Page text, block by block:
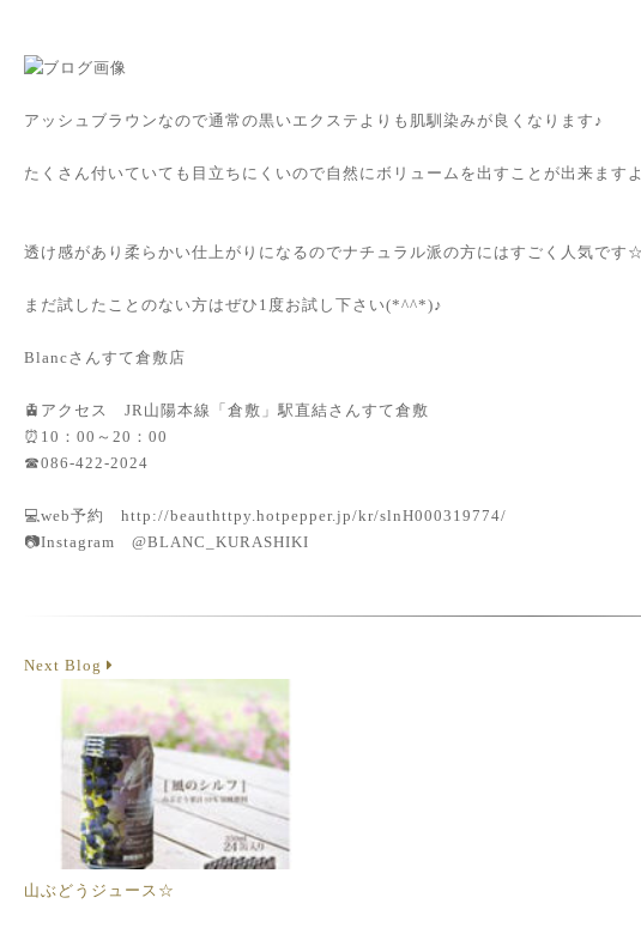
アッシュブラウンなので通常の黒いエクステよりも肌馴染みが良くなります♪
たくさん付いていても目立ちにくいので自然にボリュームを出すことが出来ます
透け感があり柔らかい仕上がりになるのでナチュラル派の方にはすごく人気です
まだ試したことのない方はぜひ1度お試し下さい(*^^*)♪
Blancさんすて倉敷店
🚊アクセス JR山陽本線「倉敷」駅直結さんすて倉敷
⏰10：00～20：00
☎086-422-2024
💻web予約 http://beauthttpy.hotpepper.jp/kr/slnH000319774/
📷Instagram @BLANC_KURASHIKI
Next Blog
山ぶどうジュース☆